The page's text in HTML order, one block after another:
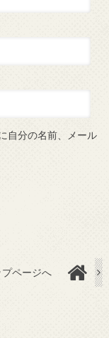
自分の名前、メール
プページへ